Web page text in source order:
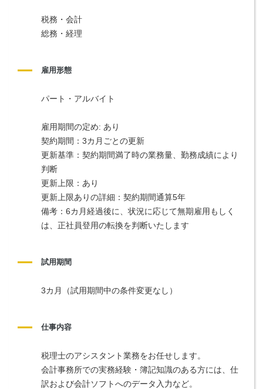
税務・会計
総務・経理
雇用形態
パート・アルバイト
雇用期間の定め: あり
契約期間：3カ月ごとの更新
更新基準：契約期間満了時の業務量、勤務成績により
判断
更新上限：あり
更新上限ありの詳細：契約期間通算5年
備考：6カ月経過後に、状況に応じて無期雇用もしく
は、正社員登用の転換を判断いたします
試用期間
3カ月（試用期間中の条件変更なし）
仕事内容
税理士のアシスタント業務をお任せします。
会計事務所での実務経験・簿記知識のある方には、仕
訳および会計ソフトへのデータ入力など。